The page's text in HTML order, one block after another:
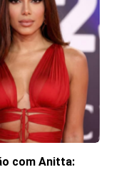
com Anitta: